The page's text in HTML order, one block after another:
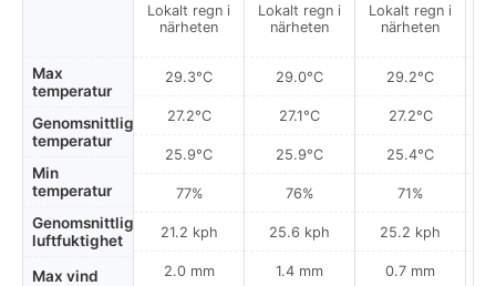
Max
temperatur
Genomsnittlig
temperatur
Min
temperatur
Genomsnittlig
luftfuktighet
Max vind
Lokalt regn i
närheten
29.3°C
27.2°C
25.9°C
77%
21.2 kph
2.0 mm
Lokalt regn i
närheten
29.0°C
27.1°C
25.9°C
76%
25.6 kph
1.4 mm
Lokalt regn i
närheten
29.2°C
27.2°C
25.4°C
71%
25.2 kph
0.7 mm